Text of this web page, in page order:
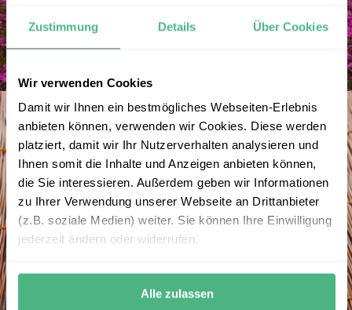
Zustimmung Details Über Cookies
Wir verwenden Cookies
Damit wir Ihnen ein bestmögliches Webseiten-Erlebnis
anbieten können, verwenden wir Cookies. Diese werden
platziert, damit wir Ihr Nutzerverhalten analysieren und
Ihnen somit die Inhalte und Anzeigen anbieten können,
die Sie interessieren. Außerdem geben wir Informationen
zu Ihrer Verwendung unserer Webseite an Drittanbieter
(z.B. soziale Medien) weiter. Sie können Ihre Einwilligung
jederzeit ändern oder widerrufen.
Alle zulassen